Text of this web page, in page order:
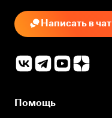
Написать в чат
Помощь